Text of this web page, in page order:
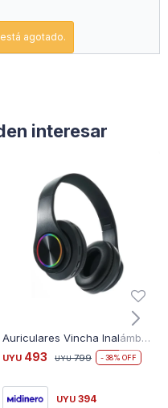
agotado.
interesar
Auriculares Vincha Inalámbricos Bluetooth con Luces Led
UYU 493 UYU 799 38
UYU 394